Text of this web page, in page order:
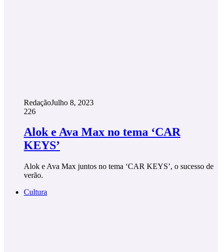
RedaçãoJulho 8, 2023
226
Alok e Ava Max no tema ‘CAR
KEYS’
Alok e Ava Max juntos no tema ‘CAR KEYS’, o sucesso de
verão.
Cultura